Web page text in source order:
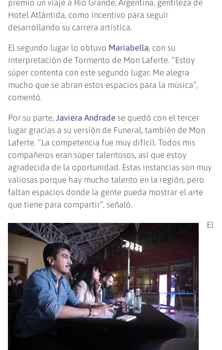
premio un viaje a Río Grande, Argentina, gentileza de
Hotel Atlántida, como incentivo para seguir
desarrollando su carrera artística.
El segundo lugar lo obtuvo Mariabella, con su
interpretación de Tormento de Mon Laferte. “Estoy
súper contenta con este segundo lugar. Me alegra
mucho que se abran estos espacios para la música”,
comentó.
Por su parte,Javiera Andrade se quedó con el tercer
lugar gracias a su versión de Funeral, también de Mon
Laferte. “La competencia fue muy difícil. Todos mis
compañeros eran súper talentosos, así que estoy
agradecida de la oportunidad. Estas instancias son muy
valiosas porque hay mucho talento en la región, pero
faltan espacios donde la gente pueda mostrar el arte
que tiene para compartir”, señaló.
El